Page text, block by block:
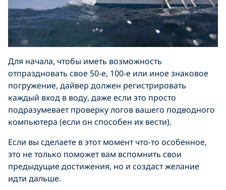
Для начала, чтобы иметь возможность
отпраздновать свое 50-е, 100-е или иное знаковое
погружение, дайвер должен регистрировать
каждый вход в воду, даже если это просто
подразумевает проверку логов вашего подводного
компьютера (если он способен их вести).
Если вы сделаете в этот момент что-то особенное,
это не только поможет вам вспомнить свои
предыдущие достижения, но и создаст желание
идти дальше.